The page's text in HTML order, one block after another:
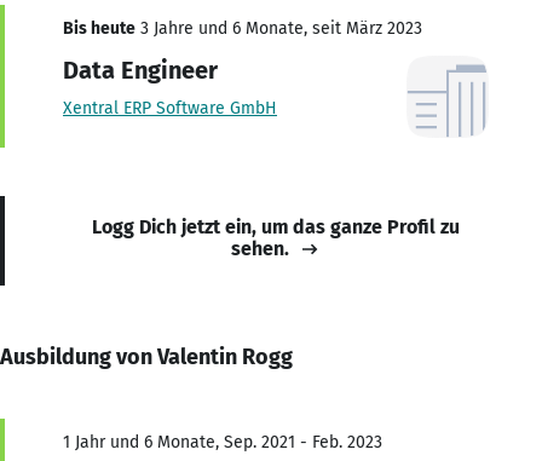
Bis heute 3 Jahre und 6 Monate, seit März 2023
Data Engineer
Xentral ERP Software GmbH
Logg Dich jetzt ein, um das ganze Profil zu
sehen.
Ausbildung von Valentin Rogg
1 Jahr und 6 Monate, Sep. 2021 - Feb. 2023